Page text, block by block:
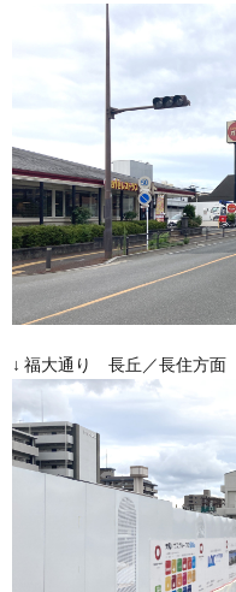
↓ 福大通り 長丘／長住方面